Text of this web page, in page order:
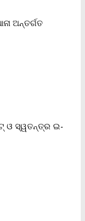
ଅନ୍ତର୍ଗତ
ଓ ସ୍ୱତନ୍ତ୍ର ଇ-